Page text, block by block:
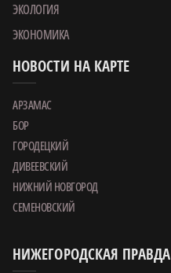
ЭКОЛОГИЯ
ЭКОНОМИКА
НОВОСТИ НА КАРТЕ
АРЗАМАС
БОР
ГОРОДЕЦКИЙ
ДИВЕЕВСКИЙ
НИЖНИЙ НОВГОРОД
СЕМЕНОВСКИЙ
НИЖЕГОРОДСКАЯ ПРАВДА